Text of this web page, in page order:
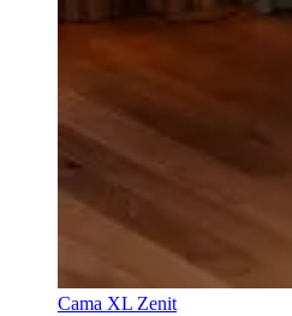
Cama XL Zenit